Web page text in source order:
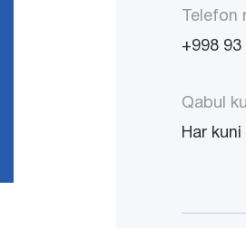
Telefon
+998
Qabul
Har kuni